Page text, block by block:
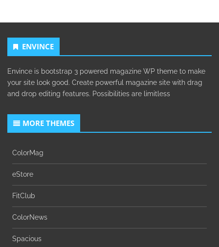
ENVINCE
Envince is bootstrap 3 powered magazine WP theme to make
your site look good. Create powerful magazine site with drag
and drop editing features. Possibilities are limitless
MORE THEMES
ColorMag
eStore
FitClub
ColorNews
Spacious